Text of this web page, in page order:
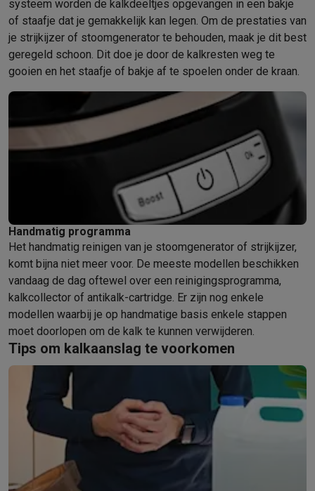
SmartwatchesSmartwatches Activity TrackersBandjesOpladers
GSM opladers Opladers en kabels Draadloze opladersUSB-C
GSM accessoires AirTags & GPS trackersDraadloze oortjes
Vaste telefoonsVaste telefoons Walkie talkiesBabyfoons
Laptops Gaming laptops Apple MacBook
Windows
Randapparatuur ITMuizen Toetsenborden
Tablets & e-readersTablets Samsung Galaxy Tab
Cricut
Routers & access pointsPowerline & Wi-Fi
Externe harde schijven SSDUSB-sticks
Windows & Microsoft OfficeAnti-Virus
Overige
Toebehoren ITOpladers & kabelsTassen & sleevesSteunen
Gaming
PlayStationPlayStation 5PS5 gamesPS4 gamesPlaystation
Nintendo Nintendo Switch 2Nintendo Switch gamesNintendo
XboxXbox gamesXbox controllers Xbox headsetsXbox
PC gamingGaming laptopsGaming PCGaming monitors
Gaming setupGaming headsetsGaming microfoons
Smart home & devices
SmartwatchesSmartwatchesActivity TrackersBandjesOpladers
Mobiliteit
GPSCoyote
Elektrische
Veiligheid & beschermingBewakingscamera's Alarmsystemen
Contactloos betalen
BetaalterminalsAccessoires SumUp
Omgeving & comfortVerlichting Plug & play zonnepanelen
Smart speakers
KeukenSlimme koelkasten Slimme vaatwassers
systeem worden de kalkdeeltjes opgevangen in een bakje
of staafje dat je gemakkelijk kan legen. Om de prestaties van
je strijkijzer of stoomgenerator te behouden, maak je dit best
geregeld schoon. Dit doe je door de kalkresten weg te
gooien en het staafje of bakje af te spoelen onder de kraan.
Handmatig programma
Het handmatig reinigen van je stoomgenerator of strijkijzer,
komt bijna niet meer voor. De meeste modellen beschikken
vandaag de dag oftewel over een reinigingsprogramma,
kalkcollector of antikalk-cartridge. Er zijn nog enkele
modellen waarbij je op handmatige basis enkele stappen
moet doorlopen om de kalk te kunnen verwijderen.
Tips om kalkaanslag te voorkomen